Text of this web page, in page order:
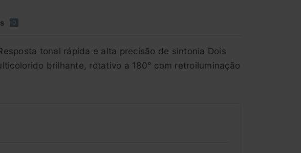
0
tonal rápida e alta precisão de sintonia Dois
brilhante, rotativo a 180° com retroiluminação